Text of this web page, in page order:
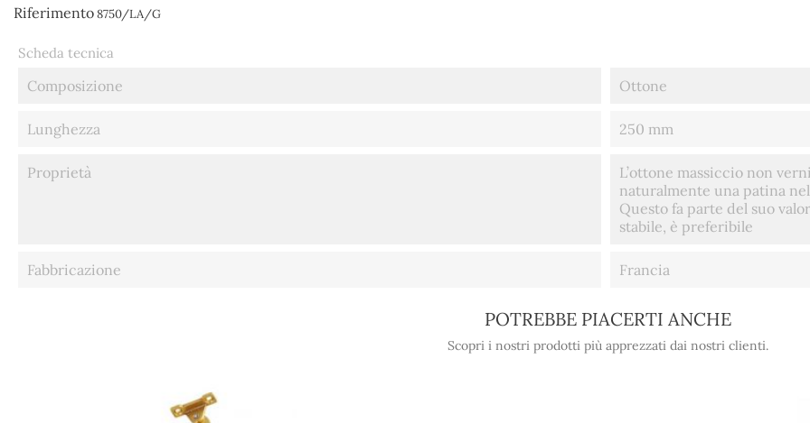
Riferimento8750/LA/G
Scheda tecnica
Composizione Ottone
Lunghezza 250 mm
Proprietà
L’ottone massiccio non
naturalmente una patina
Questo fa parte del suo
stabile, è preferibile
Fabbricazione Francia
POTREBBE PIACERTI ANCHE
Scopri i nostri prodotti più apprezzati dai nostri clienti.